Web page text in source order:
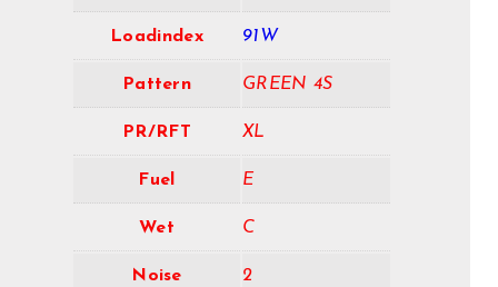
Loadindex 91W
Pattern GREEN 4S
PR/RFT XL
Fuel E
Wet C
Noise 2